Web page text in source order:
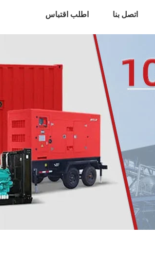
اتصل بنا اطلب اقتباس